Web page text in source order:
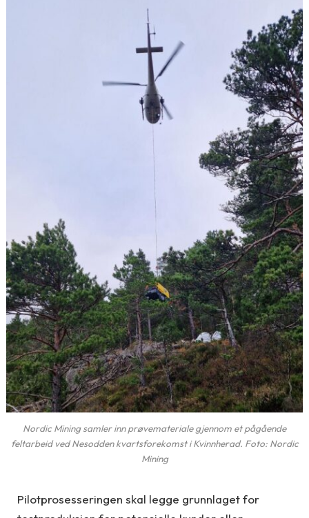
Nordic Mining samler inn prøvemateriale gjennom et pågående
feltarbeid ved Nesodden kvartsforekomst i Kvinnherad. Foto: Nordic
Mining
Pilotprosesseringen skal legge grunnlaget for